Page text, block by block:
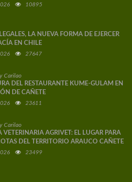
10895
LA NUEVA FORMA DE EJERCER
EN CHILE
27647
Carilao
DEL RESTAURANTE KUME-GULAM EN
DE CAÑETE
23611
Carilao
VETERINARIA AGRIVET: EL LUGAR PARA
DEL TERRITORIO ARAUCO CAÑETE
23499